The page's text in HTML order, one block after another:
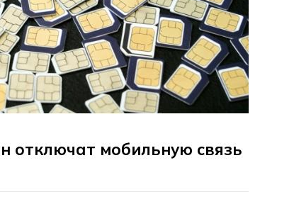
отключат мобильную связь